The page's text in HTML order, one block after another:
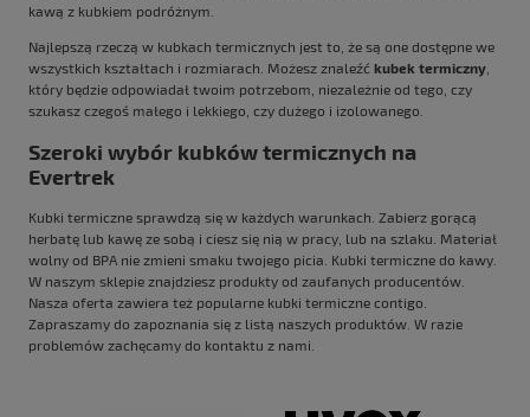
kawą z kubkiem podróżnym.
Najlepszą rzeczą w kubkach termicznych jest to, że są one dostępne we
wszystkich kształtach i rozmiarach. Możesz znaleźć kubek termiczny
który będzie odpowiadał twoim potrzebom, niezależnie od tego, czy
szukasz czegoś małego i lekkiego, czy dużego i izolowanego.
Szeroki wybór kubków termicznych na
Evertrek
Kubki termiczne sprawdzą się w każdych warunkach. Zabierz gorącą
herbatę lub kawę ze sobą i ciesz się nią w pracy, lub na szlaku. Materiał
wolny od BPA nie zmieni smaku twojego picia. Kubki termiczne do kawy.
W naszym sklepie znajdziesz produkty od zaufanych producentów.
Nasza oferta zawiera też popularne kubki termiczne contigo
Zapraszamy do zapoznania się z listą naszych produktów. W razie
problemów zachęcamy do kontaktu z nami.